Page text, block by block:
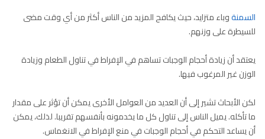
السمنةوباء متزايد، حيث يكافح المزيد من الناس أكثر من أي وقت مضى
للسيطرة على وزنهم.
يعتقد أن زيادة أحجام الوجبات تساهم في الإفراط في تناول الطعام وزيادة
الوزن غير المرغوب فيها.
لكن الأبحاث تشير إلى أن العديد من العوامل الأخرى يمكن أن تؤثر على مقدار
ما تأكله. يميل الناس إلى تناول كل ما يخدمونه بأنفسهم تقريبا. لذلك، يمكن
أن يساعد التحكم في أحجام الوجبات في منع الإفراط في الانغماس.